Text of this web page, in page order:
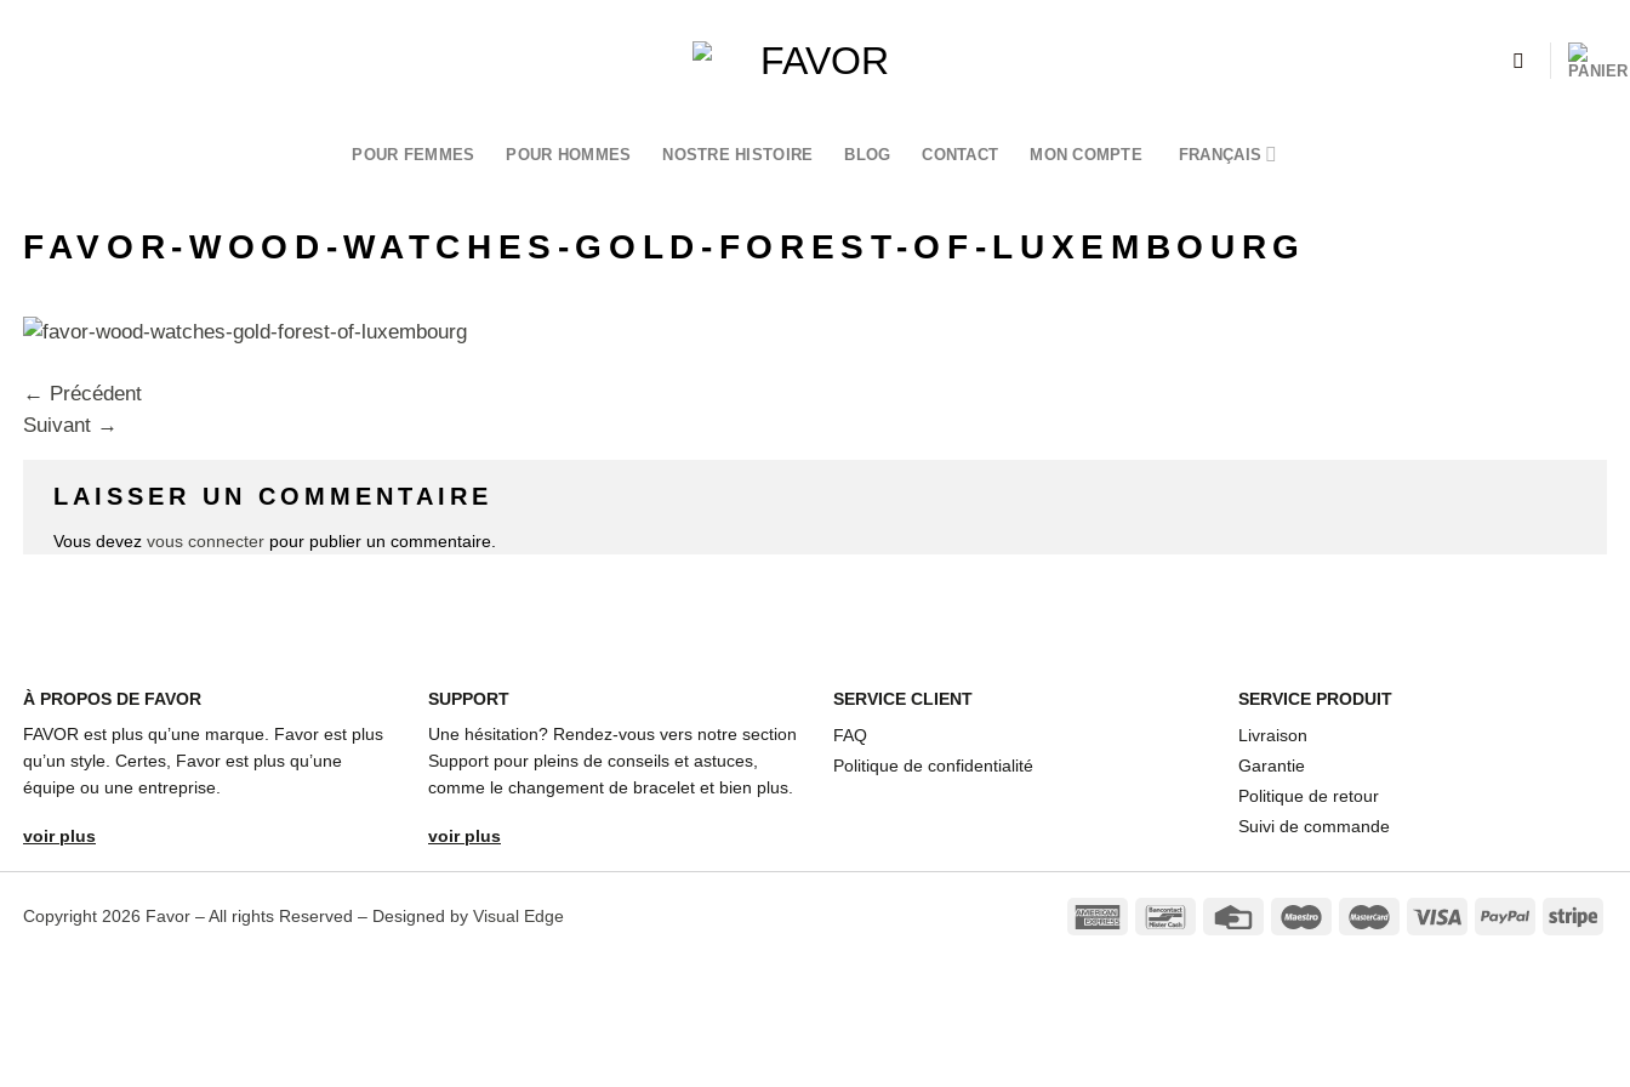
POUR FEMMES POUR HOMMES NOSTRE HISTOIRE BLOG CONTACT MON COMPTE FRANÇAIS
FAVOR-WOOD-WATCHES-GOLD-FOREST-OF-LUXEMBOURG
← Précédent
Suivant →
LAISSER UN COMMENTAIRE
Vous devez vous connecter pour publier un commentaire.
À PROPOS DE FAVOR
FAVOR est plus qu’une marque. Favor est plus
qu’un style. Certes, Favor est plus qu’une
équipe ou une entreprise.
voir plus
SUPPORT
Une hésitation? Rendez-vous vers notre section
Support pour pleins de conseils et astuces,
comme le changement de bracelet et bien plus.
voir plus
SERVICE CLIENT
FAQ
Politique de confidentialité
SERVICE PRODUIT
Livraison
Garantie
Politique de retour
Suivi de commande
Copyright 2026 Favor – All rights Reserved – Designed by Visual Edge